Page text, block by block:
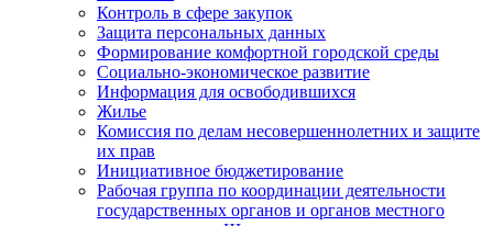
Контроль в сфере закупок
Защита персональных данных
Формирование комфортной городской среды
Социально-экономическое развитие
Информация для освободившихся
Жилье
Комиссия по делам несовершеннолетних и защите
их прав
Инициативное бюджетирование
Рабочая группа по координации деятельности
государственных органов и органов местного